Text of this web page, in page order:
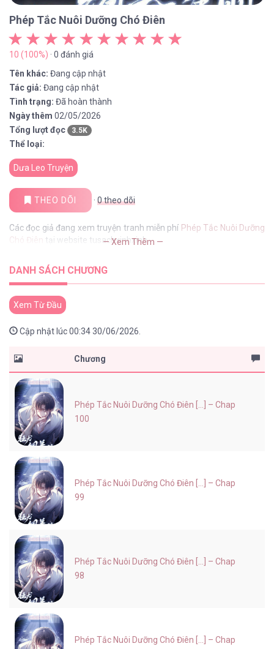
Phép Tắc Nuôi Dưỡng Chó Điên
10 (100%) · 0 đánh giá
Tên khác: Đang cập nhật
Tác giả: Đang cập nhật
Tình trạng: Đã hoàn thành
Ngày thêm 02/05/2026
Tổng lượt đọc
3.5K
Thể loại:
Dưa Leo Truyện
THEO DÕI · 0theo dõi
Các đọc giả đang xem truyện tranh miễn phí Phép Tắc Nuôi Dưỡng
Chó Điên
tại website tusachxinhxinh
— Xem Thêm —
DANH SÁCH CHƯƠNG
Xem Từ Đầu
Cập nhật lúc 00:34 30/06/2026.
Chương
Phép Tắc Nuôi Dưỡng Chó Điên [...] – Chap
100
Phép Tắc Nuôi Dưỡng Chó Điên [...] – Chap
99
Phép Tắc Nuôi Dưỡng Chó Điên [...] – Chap
98
Phép Tắc Nuôi Dưỡng Chó Điên [...] – Chap